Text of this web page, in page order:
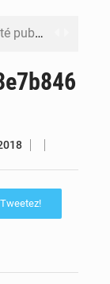
Guinée : la société publique Nimba Mining Company signe sa première convention minière
Guinée : lancement du Club des financeurs pour faciliter l’accès des PME aux financements
Forces Vives en Guinée : la coalition critique la gestion de Mamadi Doumbouya
Tweetez!